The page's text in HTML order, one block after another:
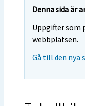
Denna sida är
Uppgifter som
webbplatsen.
Gå till den nya